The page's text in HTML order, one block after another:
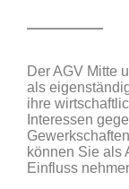
Der AGV Mitte
als
ihre
Interessen
können Sie als
Einfluss